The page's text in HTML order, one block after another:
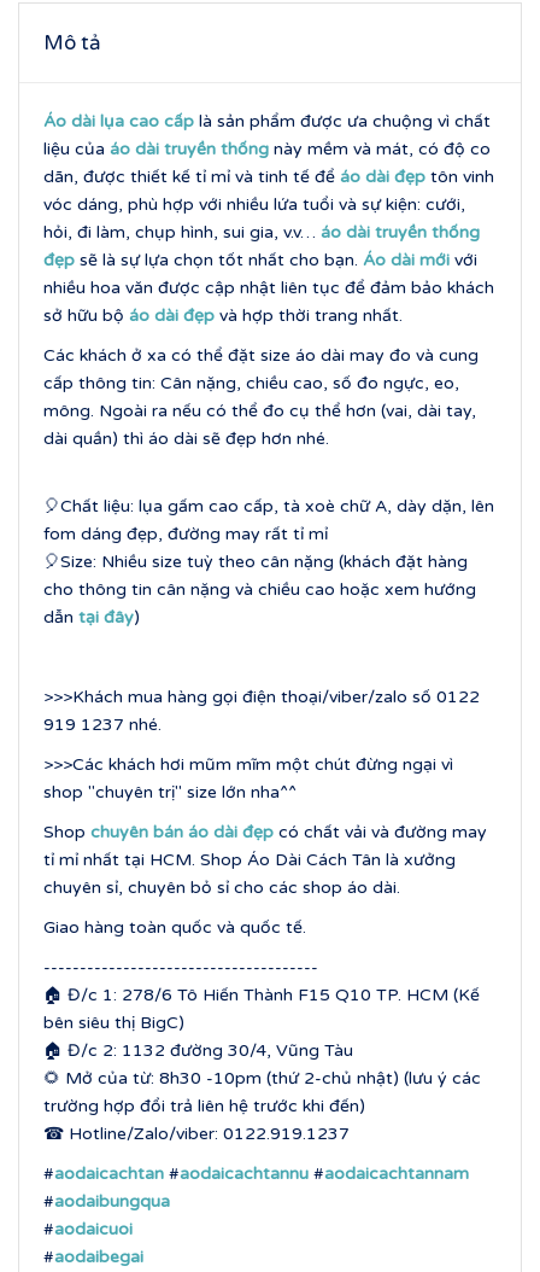
Mô tả
Áo dài lụa cao cấp là sản phẩm được ưa chuộng vì chất
liệu của áo dài truyền thống này mềm và mát, có độ co
dãn, được thiết kế tỉ mỉ và tinh tế để áo dài đẹp tôn vinh
vóc dáng, phù hợp với nhiều lứa tuổi và sự kiện: cưới,
hỏi, đi làm, chụp hình, sui gia, v.v… áo dài truyền thống
đẹp sẽ là sự lựa chọn tốt nhất cho bạn. Áo dài mới với
nhiều hoa văn được cập nhật liên tục để đảm bảo khách
sở hữu bộ áo dài đẹp và hợp thời trang nhất.
Các khách ở xa có thể đặt size áo dài may đo và cung
cấp thông tin: Cân nặng, chiều cao, số đo ngực, eo,
mông. Ngoài ra nếu có thể đo cụ thể hơn (vai, dài tay,
dài quần) thì áo dài sẽ đẹp hơn nhé.
🎈Chất liệu: lụa gấm cao cấp, tà xoè chữ A, dày dặn, lên
fom dáng đẹp, đường may rất tỉ mỉ
🎈Size: Nhiều size tuỳ theo cân nặng (khách đặt hàng
cho thông tin cân nặng và chiều cao hoặc xem hướng
dẫn tại đây)
>>>Khách mua hàng gọi điện thoại/viber/zalo số 0122
919 1237 nhé.
>>>Các khách hơi mũm mĩm một chút đừng ngại vì
shop "chuyên trị" size lớn nha^^
Shop chuyên bán áo dài đẹp có chất vải và đường may
tỉ mỉ nhất tại HCM. Shop Áo Dài Cách Tân là xưởng
chuyên sỉ, chuyên bỏ sỉ cho các shop áo dài.
Giao hàng toàn quốc và quốc tế.
--------------------------------------
🏠 Đ/c 1: 278/6 Tô Hiến Thành F15 Q10 TP. HCM (Kế
bên siêu thị BigC)
🏠 Đ/c 2: 1132 đường 30/4, Vũng Tàu
🌻 Mở của từ: 8h30 -10pm (thứ 2-chủ nhật) (lưu ý các
trường hợp đổi trả liên hệ trước khi đến)
☎ Hotline/Zalo/viber: 0122.919.1237
#aodaicachtan #aodaicachtannu #aodaicachtannam
#aodaibungqua
#aodaicuoi
#aodaibegai